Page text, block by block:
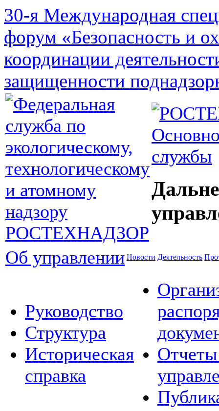
30-я Международная
форум «Безопасность и
координации
защищенности
службы
Об управлении Новости Деятельность
Руководство
Структура
Историческая
справка
Отчеты